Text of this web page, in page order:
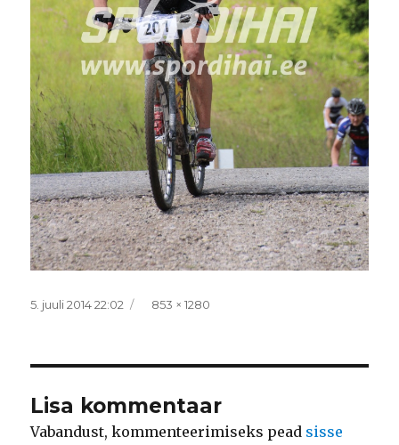
Postitatud
5. juuli 2014 22:02 Täissuurus
853 × 1280
Lisa kommentaar
Vabandust, kommenteerimiseks pead sisse